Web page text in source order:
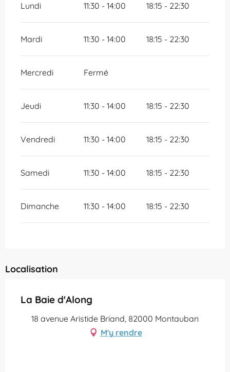
Lundi 11:30 - 14:00 18:15 - 22:30
Mardi 11:30 - 14:00 18:15 - 22:30
Mercredi Fermé
Jeudi 11:30 - 14:00 18:15 - 22:30
Vendredi 11:30 - 14:00 18:15 - 22:30
Samedi 11:30 - 14:00 18:15 - 22:30
Dimanche 11:30 - 14:00 18:15 - 22:30
Localisation
La Baie d'Along
18 avenue Aristide Briand, 82000 Montauban
M'y rendre